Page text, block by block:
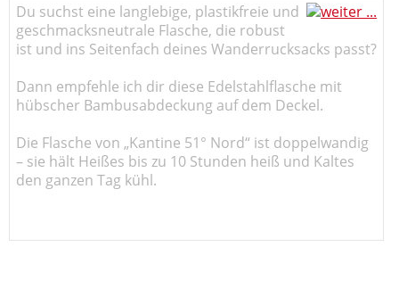
Du suchst eine langlebige, plastikfreie und
geschmacksneutrale Flasche, die robust
ist und ins Seitenfach deines Wanderrucksacks passt?
Dann empfehle ich dir diese Edelstahlflasche mit
hübscher Bambusabdeckung auf dem Deckel.
Die Flasche von „Kantine 51° Nord“ ist doppelwandig
– sie hält Heißes bis zu 10 Stunden heiß und Kaltes
den ganzen Tag kühl.